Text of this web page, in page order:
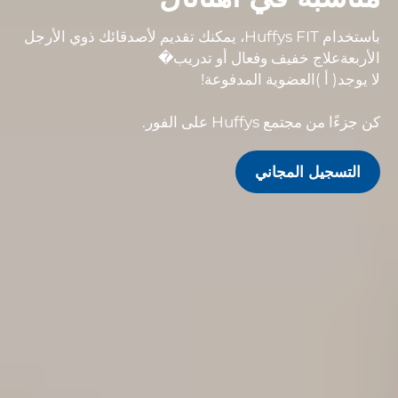
باستخدام Huffys FIT، يمكنك تقديم لأصدقائك ذوي الأرجل
الأربعةعلاج خفيف وفعال أو تدريب�
لا يوجد( أ ) العضوية المدفوعة!
كن جزءًا من مجتمع Huffys على الفور.
التسجيل المجاني